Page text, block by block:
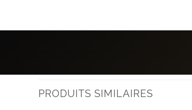
PRODUITS SIMILAIRES